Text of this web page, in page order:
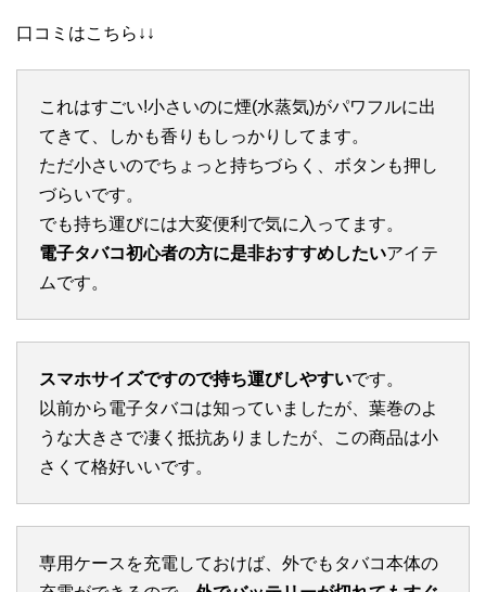
口コミはこちら↓↓
これはすごい!小さいのに煙(水蒸気)がパワフルに出
てきて、しかも香りもしっかりしてます。
ただ小さいのでちょっと持ちづらく、ボタンも押し
づらいです。
でも持ち運びには大変便利で気に入ってます。
電子タバコ初心者の方に是非おすすめしたいアイテ
ムです。
スマホサイズですので持ち運びしやすいです。
以前から電子タバコは知っていましたが、葉巻のよ
うな大きさで凄く抵抗ありましたが、この商品は小
さくて格好いいです。
専用ケースを充電しておけば、外でもタバコ本体の